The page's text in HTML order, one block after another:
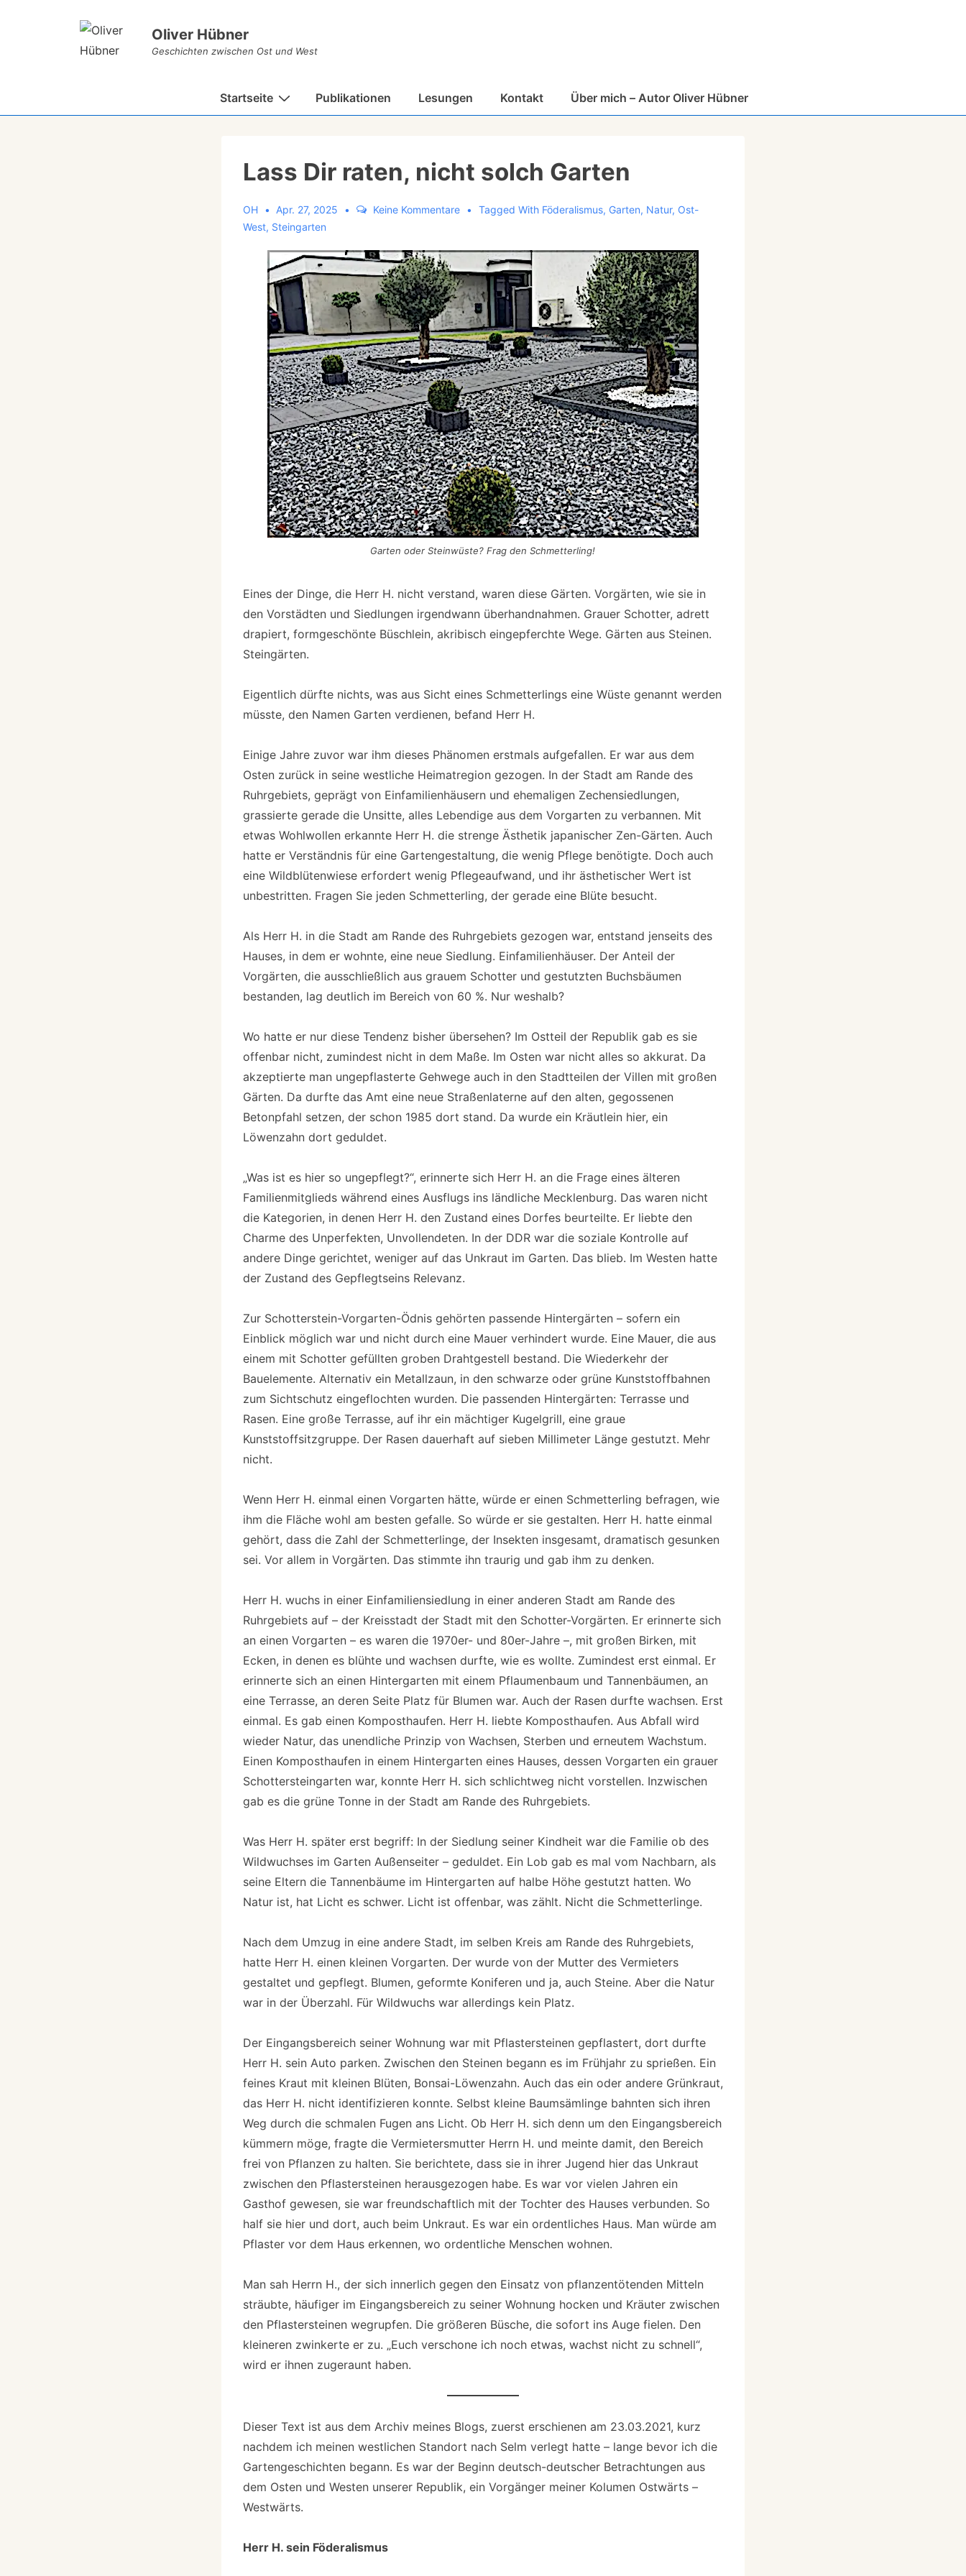
Oliver Hübner
Geschichten zwischen Ost und West
Startseite Publikationen Lesungen Kontakt Über mich – Autor Oliver Hübner
Lass Dir raten, nicht solch Garten
OH Apr. 27, 2025 Keine Kommentare Tagged With Föderalismus, Garten, Natur, Ost-
West, Steingarten
Garten oder Steinwüste? Frag den Schmetterling!
Eines der Dinge, die Herr H. nicht verstand, waren diese Gärten. Vorgärten, wie sie in
den Vorstädten und Siedlungen irgendwann überhandnahmen. Grauer Schotter, adrett
drapiert, formgeschönte Büschlein, akribisch eingepferchte Wege. Gärten aus Steinen.
Steingärten.
Eigentlich dürfte nichts, was aus Sicht eines Schmetterlings eine Wüste genannt werden
müsste, den Namen Garten verdienen, befand Herr H.
Einige Jahre zuvor war ihm dieses Phänomen erstmals aufgefallen. Er war aus dem
Osten zurück in seine westliche Heimatregion gezogen. In der Stadt am Rande des
Ruhrgebiets, geprägt von Einfamilienhäusern und ehemaligen Zechensiedlungen,
grassierte gerade die Unsitte, alles Lebendige aus dem Vorgarten zu verbannen. Mit
etwas Wohlwollen erkannte Herr H. die strenge Ästhetik japanischer Zen-Gärten. Auch
hatte er Verständnis für eine Gartengestaltung, die wenig Pflege benötigte. Doch auch
eine Wildblütenwiese erfordert wenig Pflegeaufwand, und ihr ästhetischer Wert ist
unbestritten. Fragen Sie jeden Schmetterling, der gerade eine Blüte besucht.
Als Herr H. in die Stadt am Rande des Ruhrgebiets gezogen war, entstand jenseits des
Hauses, in dem er wohnte, eine neue Siedlung. Einfamilienhäuser. Der Anteil der
Vorgärten, die ausschließlich aus grauem Schotter und gestutzten Buchsbäumen
bestanden, lag deutlich im Bereich von 60 %. Nur weshalb?
Wo hatte er nur diese Tendenz bisher übersehen? Im Ostteil der Republik gab es sie
offenbar nicht, zumindest nicht in dem Maße. Im Osten war nicht alles so akkurat. Da
akzeptierte man ungepflasterte Gehwege auch in den Stadtteilen der Villen mit großen
Gärten. Da durfte das Amt eine neue Straßenlaterne auf den alten, gegossenen
Betonpfahl setzen, der schon 1985 dort stand. Da wurde ein Kräutlein hier, ein
Löwenzahn dort geduldet.
„Was ist es hier so ungepflegt?“, erinnerte sich Herr H. an die Frage eines älteren
Familienmitglieds während eines Ausflugs ins ländliche Mecklenburg. Das waren nicht
die Kategorien, in denen Herr H. den Zustand eines Dorfes beurteilte. Er liebte den
Charme des Unperfekten, Unvollendeten. In der DDR war die soziale Kontrolle auf
andere Dinge gerichtet, weniger auf das Unkraut im Garten. Das blieb. Im Westen hatte
der Zustand des Gepflegtseins Relevanz.
Zur Schotterstein-Vorgarten-Ödnis gehörten passende Hintergärten – sofern ein
Einblick möglich war und nicht durch eine Mauer verhindert wurde. Eine Mauer, die aus
einem mit Schotter gefüllten groben Drahtgestell bestand. Die Wiederkehr der
Bauelemente. Alternativ ein Metallzaun, in den schwarze oder grüne Kunststoffbahnen
zum Sichtschutz eingeflochten wurden. Die passenden Hintergärten: Terrasse und
Rasen. Eine große Terrasse, auf ihr ein mächtiger Kugelgrill, eine graue
Kunststoffsitzgruppe. Der Rasen dauerhaft auf sieben Millimeter Länge gestutzt. Mehr
nicht.
Wenn Herr H. einmal einen Vorgarten hätte, würde er einen Schmetterling befragen, wie
ihm die Fläche wohl am besten gefalle. So würde er sie gestalten. Herr H. hatte einmal
gehört, dass die Zahl der Schmetterlinge, der Insekten insgesamt, dramatisch gesunken
sei. Vor allem in Vorgärten. Das stimmte ihn traurig und gab ihm zu denken.
Herr H. wuchs in einer Einfamiliensiedlung in einer anderen Stadt am Rande des
Ruhrgebiets auf – der Kreisstadt der Stadt mit den Schotter-Vorgärten. Er erinnerte sich
an einen Vorgarten – es waren die 1970er- und 80er-Jahre –, mit großen Birken, mit
Ecken, in denen es blühte und wachsen durfte, wie es wollte. Zumindest erst einmal. Er
erinnerte sich an einen Hintergarten mit einem Pflaumenbaum und Tannenbäumen, an
eine Terrasse, an deren Seite Platz für Blumen war. Auch der Rasen durfte wachsen. Erst
einmal. Es gab einen Komposthaufen. Herr H. liebte Komposthaufen. Aus Abfall wird
wieder Natur, das unendliche Prinzip von Wachsen, Sterben und erneutem Wachstum.
Einen Komposthaufen in einem Hintergarten eines Hauses, dessen Vorgarten ein grauer
Schottersteingarten war, konnte Herr H. sich schlichtweg nicht vorstellen. Inzwischen
gab es die grüne Tonne in der Stadt am Rande des Ruhrgebiets.
Was Herr H. später erst begriff: In der Siedlung seiner Kindheit war die Familie ob des
Wildwuchses im Garten Außenseiter – geduldet. Ein Lob gab es mal vom Nachbarn, als
seine Eltern die Tannenbäume im Hintergarten auf halbe Höhe gestutzt hatten. Wo
Natur ist, hat Licht es schwer. Licht ist offenbar, was zählt. Nicht die Schmetterlinge.
Nach dem Umzug in eine andere Stadt, im selben Kreis am Rande des Ruhrgebiets,
hatte Herr H. einen kleinen Vorgarten. Der wurde von der Mutter des Vermieters
gestaltet und gepflegt. Blumen, geformte Koniferen und ja, auch Steine. Aber die Natur
war in der Überzahl. Für Wildwuchs war allerdings kein Platz.
Der Eingangsbereich seiner Wohnung war mit Pflastersteinen gepflastert, dort durfte
Herr H. sein Auto parken. Zwischen den Steinen begann es im Frühjahr zu sprießen. Ein
feines Kraut mit kleinen Blüten, Bonsai-Löwenzahn. Auch das ein oder andere Grünkraut,
das Herr H. nicht identifizieren konnte. Selbst kleine Baumsämlinge bahnten sich ihren
Weg durch die schmalen Fugen ans Licht. Ob Herr H. sich denn um den Eingangsbereich
kümmern möge, fragte die Vermietersmutter Herrn H. und meinte damit, den Bereich
frei von Pflanzen zu halten. Sie berichtete, dass sie in ihrer Jugend hier das Unkraut
zwischen den Pflastersteinen herausgezogen habe. Es war vor vielen Jahren ein
Gasthof gewesen, sie war freundschaftlich mit der Tochter des Hauses verbunden. So
half sie hier und dort, auch beim Unkraut. Es war ein ordentliches Haus. Man würde am
Pflaster vor dem Haus erkennen, wo ordentliche Menschen wohnen.
Man sah Herrn H., der sich innerlich gegen den Einsatz von pflanzentötenden Mitteln
sträubte, häufiger im Eingangsbereich zu seiner Wohnung hocken und Kräuter zwischen
den Pflastersteinen wegrupfen. Die größeren Büsche, die sofort ins Auge fielen. Den
kleineren zwinkerte er zu. „Euch verschone ich noch etwas, wachst nicht zu schnell“,
wird er ihnen zugeraunt haben.
Dieser Text ist aus dem Archiv meines Blogs, zuerst erschienen am 23.03.2021, kurz
nachdem ich meinen westlichen Standort nach Selm verlegt hatte – lange bevor ich die
Gartengeschichten begann. Es war der Beginn deutsch-deutscher Betrachtungen aus
dem Osten und Westen unserer Republik, ein Vorgänger meiner Kolumen Ostwärts –
Westwärts.
Herr H. sein Föderalismus